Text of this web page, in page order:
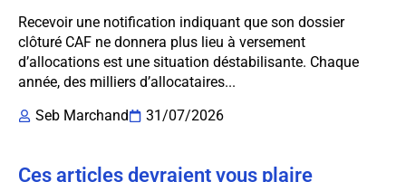
Recevoir une notification indiquant que son dossier
clôturé CAF ne donnera plus lieu à versement
d’allocations est une situation déstabilisante. Chaque
année, des milliers d’allocataires...
Seb Marchand
31/07/2026
Ces articles devraient vous plaire